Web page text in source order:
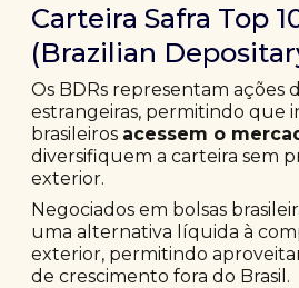
Carteira Safra Top
(Brazilian
Os BDRs representam ações
estrangeiras, permitindo que
brasileiros acessem o
diversifiquem a carteira sem
exterior.
Negociados em bolsas
uma alternativa líquida à
exterior, permitindo
de crescimento fora do Brasil.